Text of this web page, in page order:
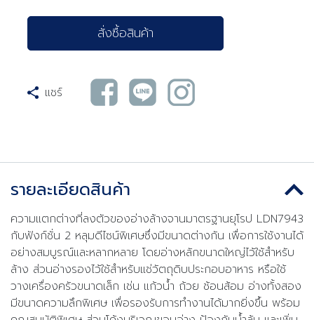
สั่งซื้อสินค้า
แชร์
รายละเอียดสินค้า
ความแตกต่างที่ลงตัวของอ่างล้างจานมาตรฐานยุโรป LDN7943
กับฟังก์ชั่น 2 หลุมดีไซน์พิเศษซึ่งมีขนาดต่างกัน เพื่อการใช้งานได้
อย่างสมบูรณ์และหลากหลาย โดยอ่างหลักขนาดใหญ่ไว้ใช้สำหรับ
ล้าง ส่วนอ่างรองไว้ใช้สำหรับแช่วัตถุดิบประกอบอาหาร หรือใช้
วางเครื่องครัวขนาดเล็ก เช่น แก้วน้ำ ถ้วย ช้อนส้อม อ่างทั้งสอง
มีขนาดความลึกพิเศษ เพื่อรองรับการทำงานได้มากยิ่งขึ้น พร้อม